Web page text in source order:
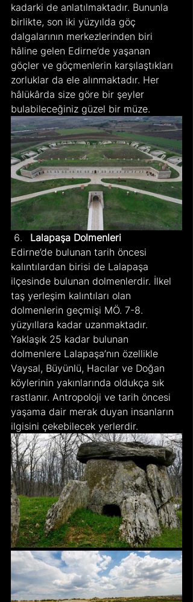
kadarki de anlatılmaktadır. Bununla
birlikte, son iki yüzyılda göç
dalgalarının merkezlerinden biri
hâline gelen Edirne’de yaşanan
göçler ve göçmenlerin karşılaştıkları
zorluklar da ele alınmaktadır. Her
hâlükârda size göre bir şeyler
bulabileceğiniz güzel bir müze.
Lalapaşa Dolmenleri
Edirne’de bulunan tarih öncesi
kalıntılardan birisi de Lalapaşa
ilçesinde bulunan dolmenlerdir. İlkel
taş yerleşim kalıntıları olan
dolmenlerin geçmişi MÖ. 7-8.
yüzyıllara kadar uzanmaktadır.
Yaklaşık 25 kadar bulunan
dolmenlere Lalapaşa’nın özellikle
Vaysal, Büyünlü, Hacılar ve Doğan
köylerinin yakınlarında oldukça sık
rastlanır. Antropoloji ve tarih öncesi
yaşama dair merak duyan insanların
ilgisini çekebilecek yerlerdir.